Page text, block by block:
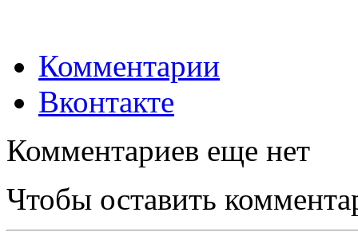
Комментарии
Вконтакте
Комментариев еще нет
Чтобы оставить